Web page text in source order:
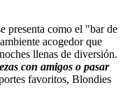
presenta como el "bar de
acogedor que
llenas de diversión.
con amigos o pasar
favoritos, Blondies